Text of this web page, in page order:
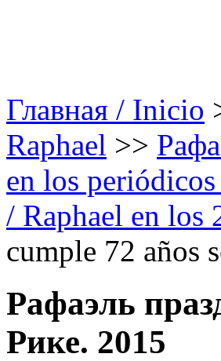
Главная / Inicio
Raphael >>
en los
/ Raphael en los
cumple 72 años
Рафаэль
Рике. 2015